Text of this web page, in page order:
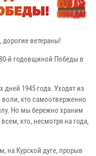
ветераны!
й годовщиной Победы в
дней 1945 года. Уходят из
кто самоотверженно
Но мы бережно храним
кто, несмотря на года,
на Курской дуге, прорыв